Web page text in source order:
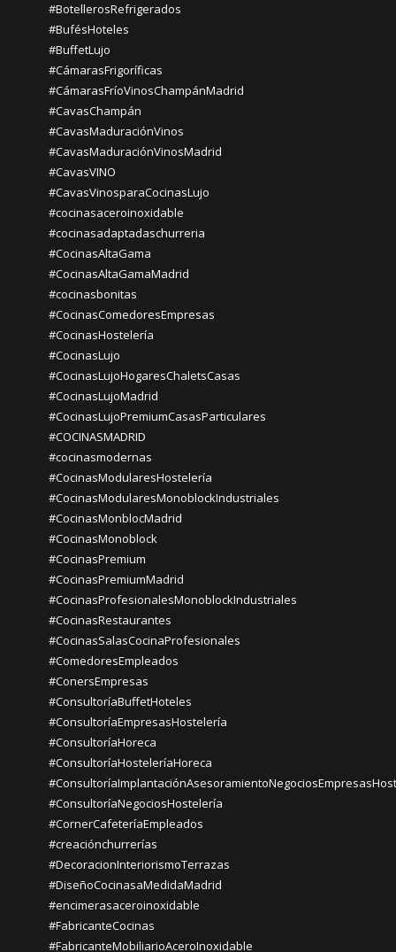
#BotellerosRefrigerados
#BufésHoteles
#BuffetLujo
#CámarasFrigoríficas
#CámarasFríoVinosChampánMadrid
#CavasChampán
#CavasMaduraciónVinos
#CavasMaduraciónVinosMadrid
#CavasVINO
#CavasVinosparaCocinasLujo
#cocinasaceroinoxidable
#cocinasadaptadaschurreria
#CocinasAltaGama
#CocinasAltaGamaMadrid
#cocinasbonitas
#CocinasComedoresEmpresas
#CocinasHostelería
#CocinasLujo
#CocinasLujoHogaresChaletsCasas
#CocinasLujoMadrid
#CocinasLujoPremiumCasasParticulares
#COCINASMADRID
#cocinasmodernas
#CocinasModularesHostelería
#CocinasModularesMonoblockIndustriales
#CocinasMonblocMadrid
#CocinasMonoblock
#CocinasPremium
#CocinasPremiumMadrid
#CocinasProfesionalesMonoblockIndustriales
#CocinasRestaurantes
#CocinasSalasCocinaProfesionales
#ComedoresEmpleados
#ConersEmpresas
#ConsultoríaBuffetHoteles
#ConsultoríaEmpresasHostelería
#ConsultoríaHoreca
#ConsultoríaHosteleríaHoreca
#ConsultoríaNegociosHostelería
#CornerCafeteríaEmpleados
#creaciónchurrerías
#DecoracionInteriorismoTerrazas
#DiseñoCocinasaMedidaMadrid
#encimerasaceroinoxidable
#FabricanteCocinas
#FabricanteMobiliarioAceroInoxidable